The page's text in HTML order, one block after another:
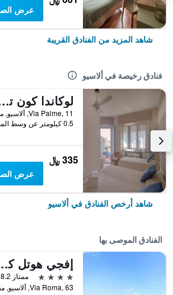
عرض
شاهد المزيد من الفنادق القريبة
فنادق رخيصة في ألاسيو
لوكاندا
0.5 كيلومتر عن وسط المدينة
335 ﷼
عرض
شاهد أرخص الفنادق في ألاسيو
الفنادق الموصى بها
إفجي هوتل كوليكشن -
4 نجوم
ممتاز 8.2